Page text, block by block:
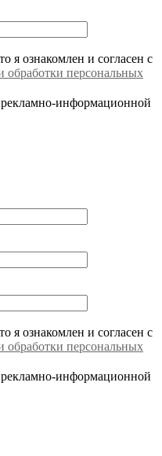
я ознакомлен и согласен с
персональных
информационной
я ознакомлен и согласен с
персональных
информационной